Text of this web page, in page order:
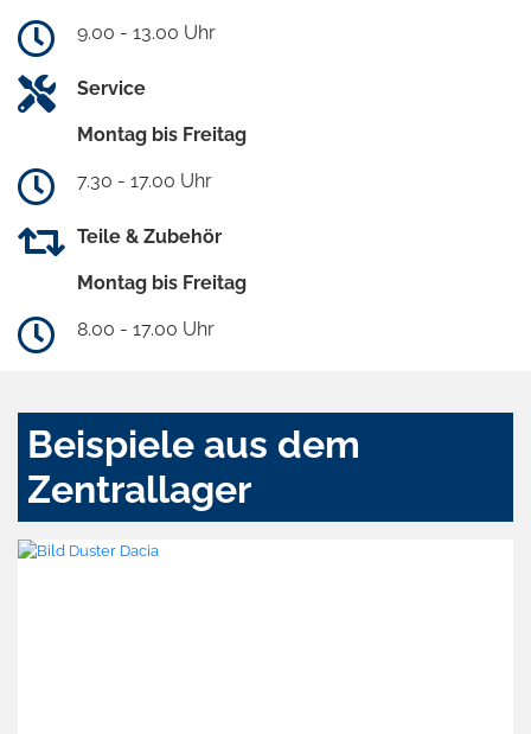
9.00 - 13.00 Uhr
Service
Montag bis Freitag
7.30 - 17.00 Uhr
Teile & Zubehör
Montag bis Freitag
8.00 - 17.00 Uhr
Beispiele aus dem
Zentrallager